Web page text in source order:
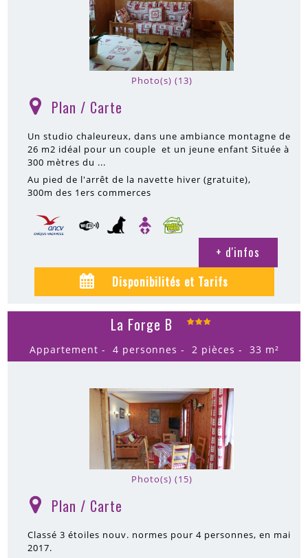
Photo(s) (13)
Plan / Carte
Un studio chaleureux, dans une ambiance montagne de
26 m2 idéal pour un couple et un jeune enfant Située à
300 mètres du ...
Au pied de l'arrêt de la navette hiver (gratuite)
300m des 1ers commerces
+ d'infos
Disponibilités et Tarifs
Photo(s) (15)
La Forge B
Appartement 4 personnes 2 pièces 33 m²
Plan / Carte
Classé 3 étoiles nouv. normes pour 4 personnes, en mai
2017.